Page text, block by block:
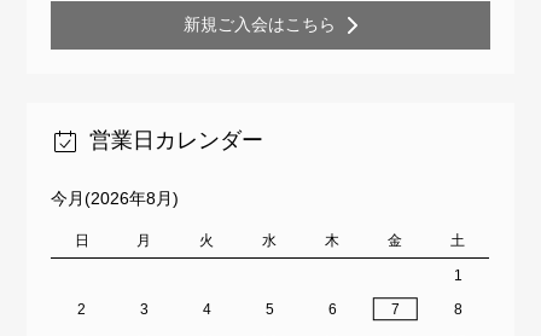
新規ご入会はこちら
営業日カレンダー
今月(2026年8月)
日 月 火 水 木 金 土
1
2
3 4 5 6 7
8